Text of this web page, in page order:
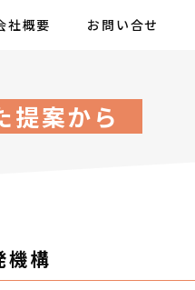
社概要 お問い合せ
提案から
機構